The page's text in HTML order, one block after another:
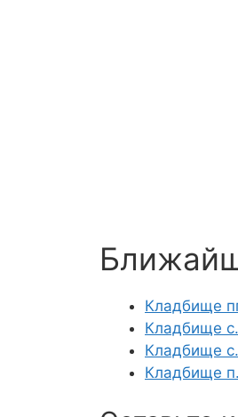
Кладбище
Кладбище
Кладбище
Кладбище